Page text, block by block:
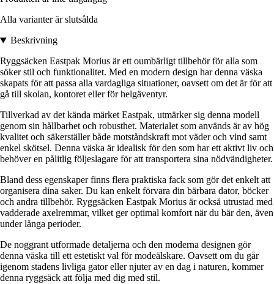
Alla varianter är slutsålda
Beskrivning
Ryggsäcken Eastpak Morius är ett oumbärligt tillbehör för alla som
söker stil och funktionalitet. Med en modern design har denna väska
skapats för att passa alla vardagliga situationer, oavsett om det är för att
gå till skolan, kontoret eller för helgäventyr.
Tillverkad av det kända märket Eastpak, utmärker sig denna modell
genom sin hållbarhet och robusthet. Materialet som används är av hög
kvalitet och säkerställer både motståndskraft mot väder och vind samt
enkel skötsel. Denna väska är idealisk för den som har ett aktivt liv och
behöver en pålitlig följeslagare för att transportera sina nödvändigheter.
Bland dess egenskaper finns flera praktiska fack som gör det enkelt att
organisera dina saker. Du kan enkelt förvara din bärbara dator, böcker
och andra tillbehör. Ryggsäcken Eastpak Morius är också utrustad med
vadderade axelremmar, vilket ger optimal komfort när du bär den, även
under långa perioder.
De noggrant utformade detaljerna och den moderna designen gör
denna väska till ett estetiskt val för modeälskare. Oavsett om du går
igenom stadens livliga gator eller njuter av en dag i naturen, kommer
denna ryggsäck att följa med dig med stil.